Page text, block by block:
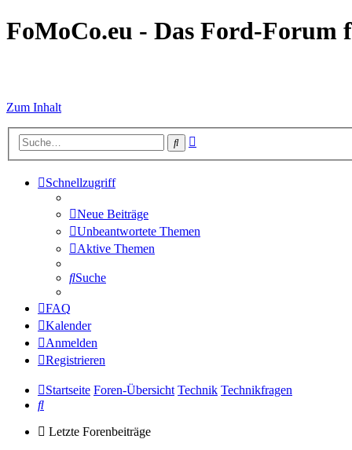
FoMoCo.eu - Das Ford-Forum
Zum Inhalt
Suche
Schnellzugriff
Neue Beiträge
Unbeantwortete Themen
Aktive Themen
Suche
FAQ
Kalender
Anmelden
Registrieren
Startseite Foren-Übersicht Technik Technikfragen
Suche
Letzte Forenbeiträge